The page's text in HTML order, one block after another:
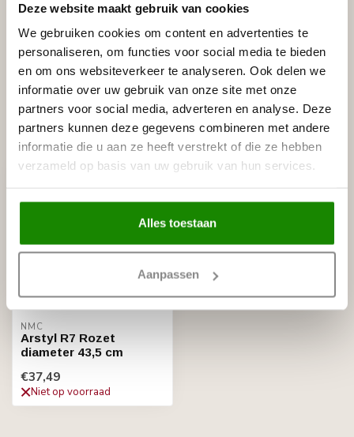
Deze website maakt gebruik van cookies
We gebruiken cookies om content en advertenties te
personaliseren, om functies voor social media te bieden
en om ons websiteverkeer te analyseren. Ook delen we
informatie over uw gebruik van onze site met onze
partners voor social media, adverteren en analyse. Deze
partners kunnen deze gegevens combineren met andere
informatie die u aan ze heeft verstrekt of die ze hebben
verzameld op basis van uw gebruik van hun services.
Alles toestaan
Aanpassen
Gerelateerde producten
NMC
NMC Adefix lijmkoker 310 ml €8,95
Recent bekeken
NMC
Arstyl R7 Rozet
diameter 43,5 cm
€37,49
Niet op voorraad